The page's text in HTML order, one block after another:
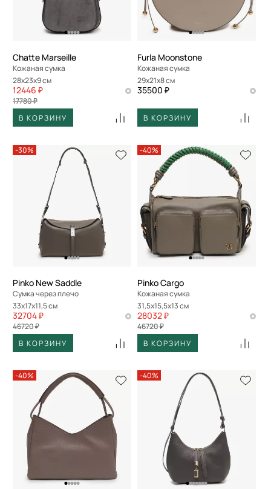
Chatte Marseille
Кожаная сумка
28x23x9 см
12446 ₽
17780 ₽
В КОРЗИНУ
Furla Moonstone
Кожаная сумка
29x21x8 см
35500 ₽
В КОРЗИНУ
-30%
Pinko New Saddle
Сумка через плечо
33x17x11,5 см
32704 ₽
46720 ₽
В КОРЗИНУ
-40%
Pinko Cargo
Кожаная сумка
31,5x15,5x13 см
28032 ₽
46720 ₽
В КОРЗИНУ
-40% -40%